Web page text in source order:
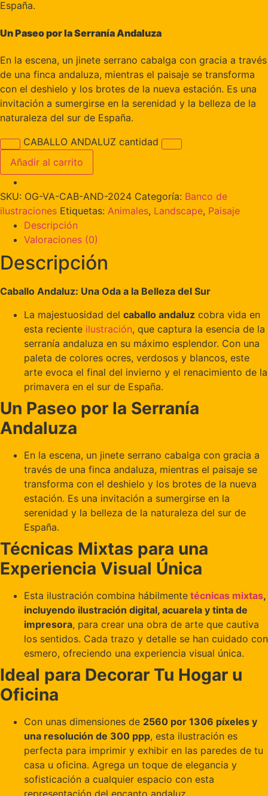
España.
Un Paseo por la Serranía Andaluza
En la escena, un jinete serrano cabalga con gracia a través
de una finca andaluza, mientras el paisaje se transforma
con el deshielo y los brotes de la nueva estación. Es una
invitación a sumergirse en la serenidad y la belleza de la
naturaleza del sur de España.
CABALLO ANDALUZ cantidad
Añadir al carrito
SKU: OG-VA-CAB-AND-2024 Categoría: Banco de
ilustraciones Etiquetas: Animales, Landscape, Paisaje
Descripción
Valoraciones (0)
Descripción
Caballo Andaluz: Una Oda a la Belleza del Sur
La majestuosidad del caballo andaluz cobra vida en
esta reciente ilustración, que captura la esencia de la
serranía andaluza en su máximo esplendor. Con una
paleta de colores ocres, verdosos y blancos, este
arte evoca el final del invierno y el renacimiento de la
primavera en el sur de España.
Un Paseo por la Serranía
Andaluza
En la escena, un jinete serrano cabalga con gracia a
través de una finca andaluza, mientras el paisaje se
transforma con el deshielo y los brotes de la nueva
estación. Es una invitación a sumergirse en la
serenidad y la belleza de la naturaleza del sur de
España.
Técnicas Mixtas para una
Experiencia Visual Única
Esta ilustración combina hábilmente técnicas mixtas,
incluyendo ilustración digital, acuarela y tinta de
impresora, para crear una obra de arte que cautiva
los sentidos. Cada trazo y detalle se han cuidado con
esmero, ofreciendo una experiencia visual única.
Ideal para Decorar Tu Hogar u
Oficina
Con unas dimensiones de 2560 por 1306 píxeles y
una resolución de 300 ppp, esta ilustración es
perfecta para imprimir y exhibir en las paredes de tu
casa u oficina. Agrega un toque de elegancia y
sofisticación a cualquier espacio con esta
representación del encanto andaluz.